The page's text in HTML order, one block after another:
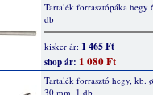
Tartalék forrasztópáka hegy
db
kisker ár: 1 465 Ft
shop ár: 1 080 Ft
Tartalék forrasztó hegy, kb.
30 mm, 1 db